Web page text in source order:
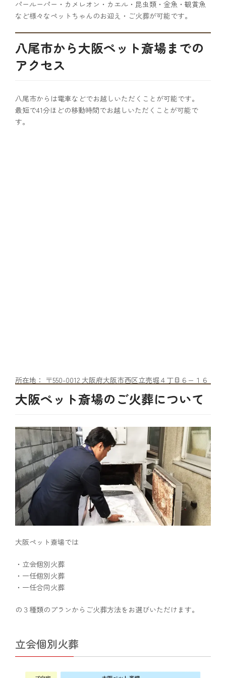
パールーパー・カメレオン・カエル・昆虫類・金魚・観賞魚
など様々なペットちゃんのお迎え・ご火葬が可能です。
八尾市から大阪ペット斎場までの
アクセス
八尾市からは電車などでお越しいただくことが可能です。
最短で41分ほどの移動時間でお越しいただくことが可能で
す。
所在地： 〒550-0012 大阪府大阪市西区立売堀４丁目６−１６
大阪ペット斎場のご火葬について
大阪ペット斎場では
・立会個別火葬
・一任個別火葬
・一任合同火葬
の３種類のプランからご火葬方法をお選びいただけます。
立会個別火葬